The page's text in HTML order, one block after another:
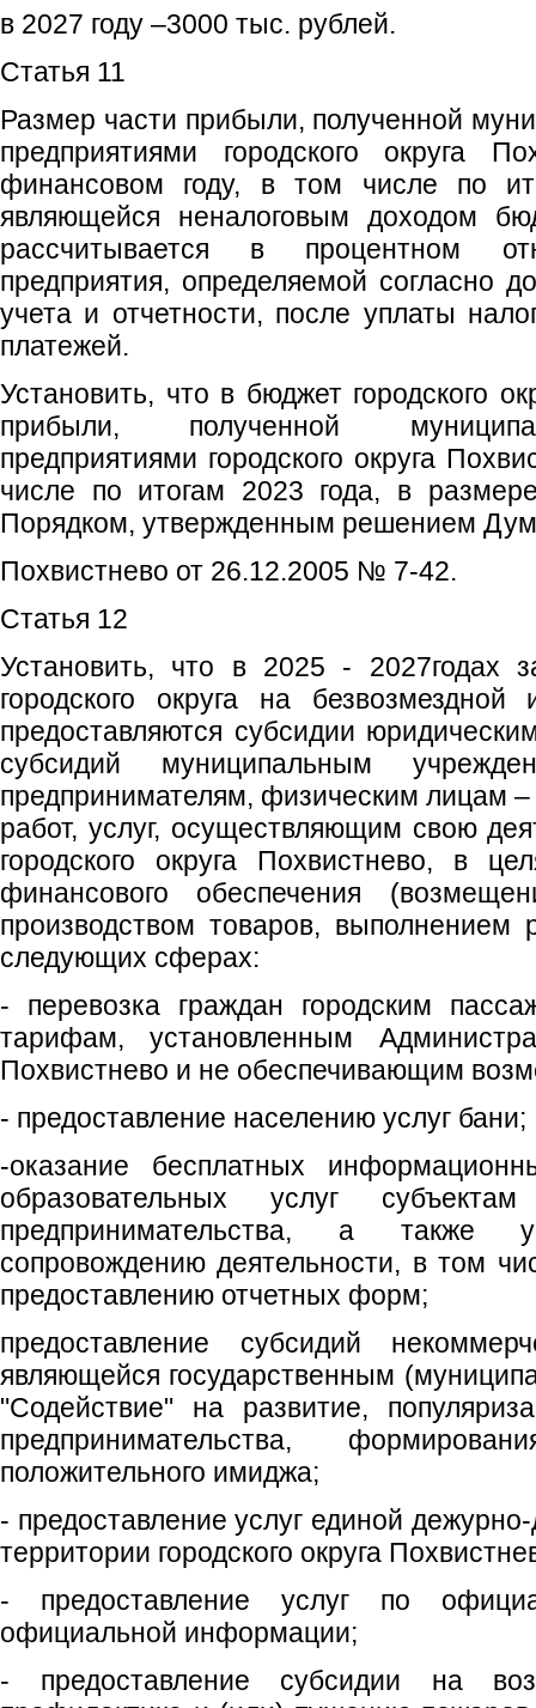
в 2027 году –3000 тыс. рублей.
Статья 11
Размер части прибыли, полученной
предприятиями городского округа
финансовом году, в том числе по
являющейся неналоговым доходом
рассчитывается в процентном
предприятия, определяемой согласно
учета и отчетности, после уплаты
платежей.
Установить, что в бюджет городского
прибыли, полученной
предприятиями городского округа
числе по итогам 2023 года, в
Порядком, утвержденным решением
Похвистнево от 26.12.2005 № 7-42.
Статья 12
Установить, что в 2025 - 2027годах
городского округа на безвозмездной
предоставляются субсидии
субсидий муниципальным
предпринимателям, физическим лицам –
работ, услуг, осуществляющим свою
городского округа Похвистнево, в
финансового обеспечения
производством товаров, выполнением
следующих сферах:
- перевозка граждан городским
тарифам, установленным
Похвистнево и не обеспечивающим
- предоставление населению услуг бани;
-оказание бесплатных
образовательных услуг
предпринимательства, а также
сопровождению деятельности, в том
предоставлению отчетных форм;
предоставление субсидий
являющейся государственным
"Содействие" на развитие,
предпринимательства,
положительного имиджа;
- предоставление услуг единой
территории городского округа
- предоставление услуг по
официальной информации;
- предоставление субсидии на